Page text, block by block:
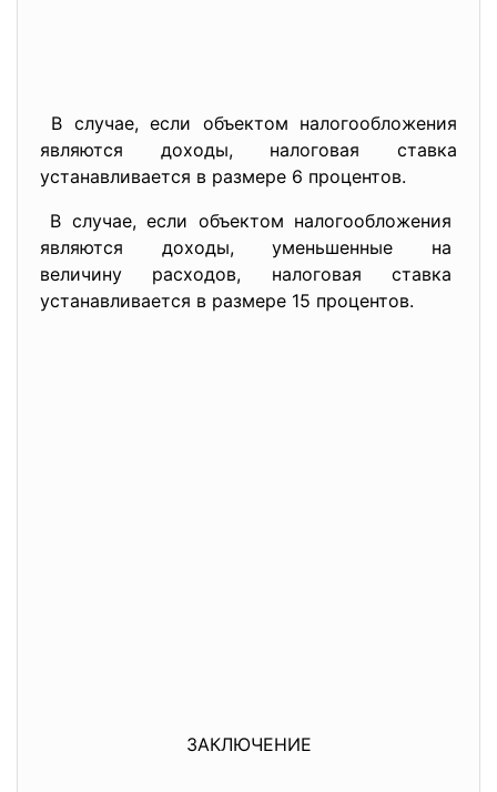
В случае, если объектом налогообложения
являются доходы, налоговая ставка
устанавливается в размере 6 процентов.
В случае, если объектом налогообложения
являются доходы, уменьшенные на
величину расходов, налоговая ставка
устанавливается в размере 15 процентов.
ЗАКЛЮЧЕНИЕ